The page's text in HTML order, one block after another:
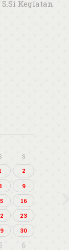
Kegiatan
S
2
9
16
23
30
6